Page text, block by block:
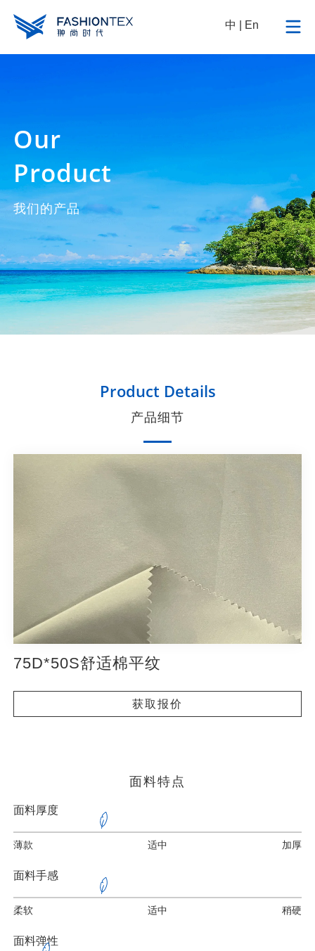
中 En
Our
Product
我们的产品
Product Details
产品细节
75D*50S舒适棉平纹
获取报价
面料特点
面料厚度
薄款 适中 加厚
面料手感
柔软 适中 稍硬
面料弹性